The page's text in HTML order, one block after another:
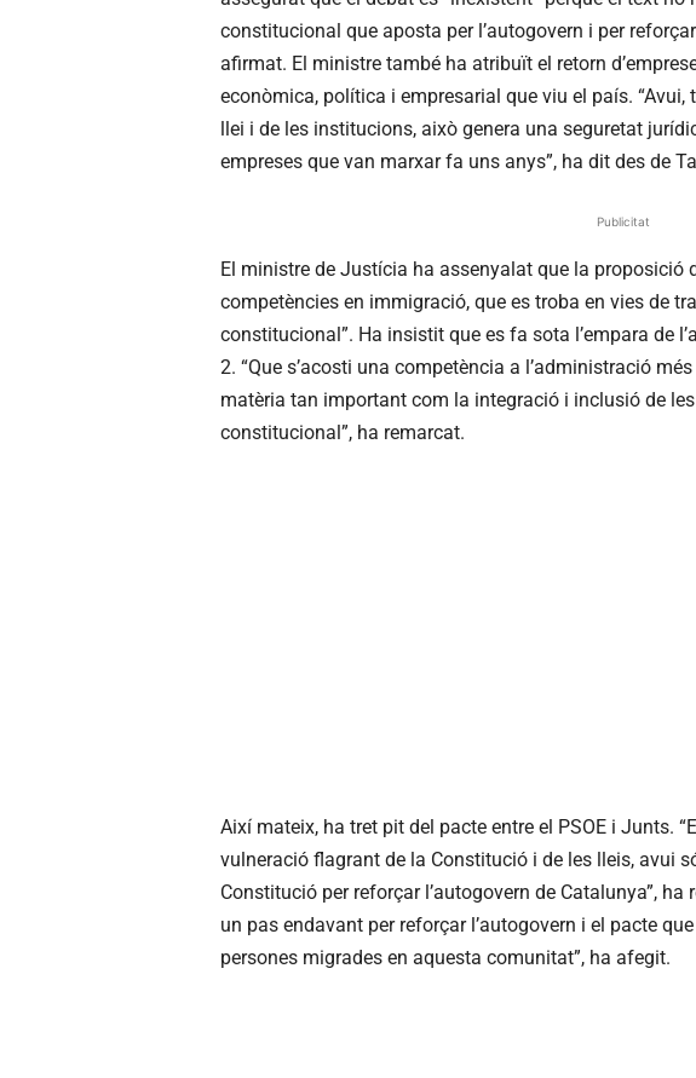
constitucional que aposta per l’autogovern i per
afirmat. El ministre també ha atribuït el retorn
econòmica, política i empresarial que viu el país.
llei i de les institucions, això genera una seguretat
empreses que van marxar fa uns anys”, ha dit des de
Publicitat
El ministre de Justícia ha assenyalat que la proposició
competències en immigració, que es troba en vies de
constitucional”. Ha insistit que es fa sota l’empara de
2. “Que s’acosti una competència a l’administració
matèria tan important com la integració i inclusió de
constitucional”, ha remarcat.
Així mateix, ha tret pit del pacte entre el PSOE i Junts.
vulneració flagrant de la Constitució i de les lleis, avui
Constitució per reforçar l’autogovern de Catalunya”,
un pas endavant per reforçar l’autogovern i el pacte
persones migrades en aquesta comunitat”, ha afegit.